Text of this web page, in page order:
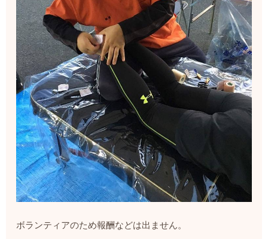
ボランティアのため報酬などは出ません。